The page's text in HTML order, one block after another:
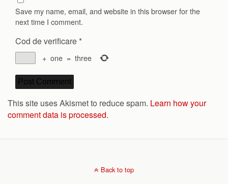
Save my name, email, and website in this browser for the
next time I comment.
Cod de verificare *
+ one = three
This site uses Akismet to reduce spam. Learn how your
comment data is processed.
Back to top